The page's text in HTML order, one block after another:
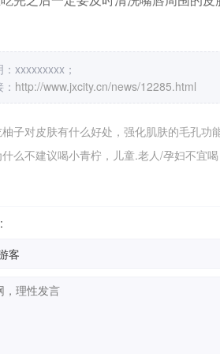
xxxxxxxxx；
http://www.jxcity.cn/news/12285.html
子对皮肤有什么好处，强化肌肤的毛孔功
什么不建议喝小青柠，儿童.老人/孕妇不宜喝